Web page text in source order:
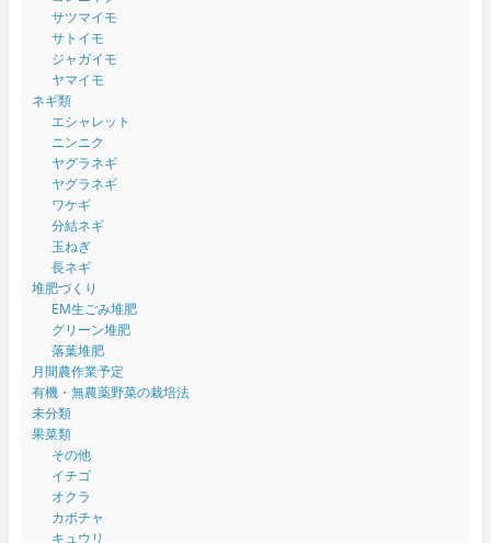
サツマイモ
サトイモ
ジャガイモ
ヤマイモ
ネギ類
エシャレット
ニンニク
ヤグラネギ
ヤグラネギ
ワケギ
分結ネギ
玉ねぎ
長ネギ
堆肥づくり
EM生ごみ堆肥
グリーン堆肥
落葉堆肥
月間農作業予定
有機・無農薬野菜の栽培法
未分類
果菜類
その他
イチゴ
オクラ
カボチャ
キュウリ